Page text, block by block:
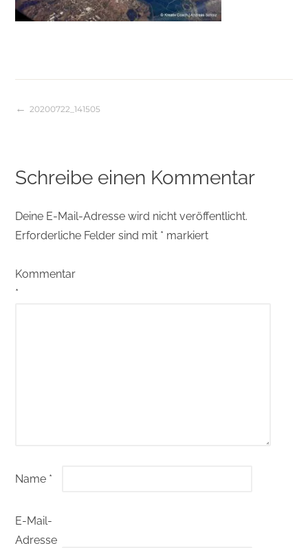
Beitragsnavigation
20200722_141505
Schreibe einen Kommentar
Deine E-Mail-Adresse wird nicht veröffentlicht.
Erforderliche Felder sind mit * markiert
Kommentar
*
Name *
E-Mail-
Adresse